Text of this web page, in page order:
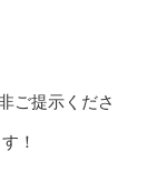
ご提示くださ
！